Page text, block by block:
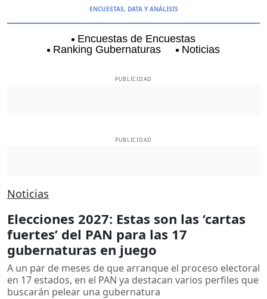
ENCUESTAS, DATA Y ANÁLISIS
Encuestas de Encuestas
Ranking Gubernaturas
Noticias
PUBLICIDAD
PUBLICIDAD
Noticias
Elecciones 2027: Estas son las ‘cartas
fuertes’ del PAN para las 17
gubernaturas en juego
A un par de meses de que arranque el proceso electoral
en 17 estados, en el PAN ya destacan varios perfiles que
buscarán pelear una gubernatura